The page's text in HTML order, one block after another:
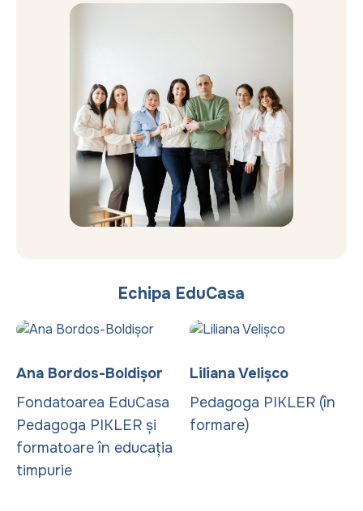
Echipa EduCasa
Ana Bordos-Boldișor
Fondatoarea EduCasa
Pedagoga PIKLER și
formatoare în educația
timpurie
Liliana Velișco
Pedagoga PIKLER (în
formare)